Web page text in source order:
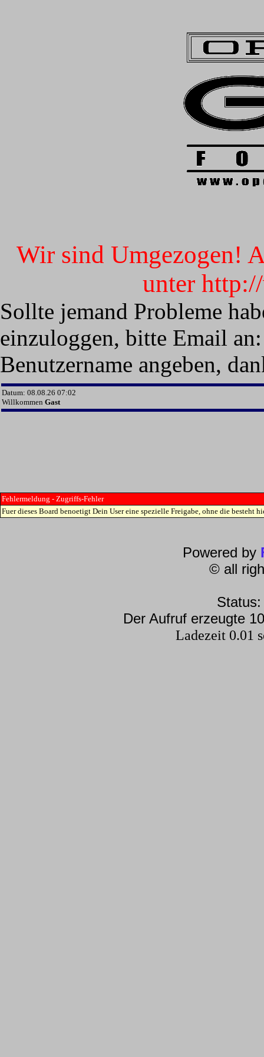
Wir sind Umgezogen!
unter
Sollte jemand Probleme
einzuloggen, bitte Email
Benutzername angeben,
Datum: 08.08.26 07:02
Willkommen Gast
Fehlermeldung - Zugriffs-Fehler
Fuer dieses Board benoetigt Dein User eine spezielle Freigabe, ohne die besteht
Powered by
© all
Der Aufruf erzeugte
Ladezeit 0.01